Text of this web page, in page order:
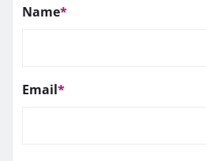
Name*
Email*